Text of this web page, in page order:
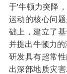
于'牛顿力突降
运动的核心问
础上，建立了
并提出牛顿力
研发具有超常
出深部地质灾